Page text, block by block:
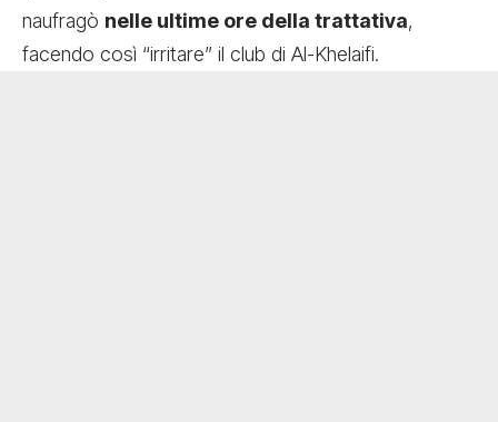
naufragò nelle ultime ore della trattativa,
facendo così “irritare” il club di Al-Khelaifi.